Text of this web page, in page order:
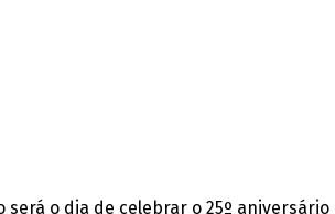
será o dia de celebrar o 25º